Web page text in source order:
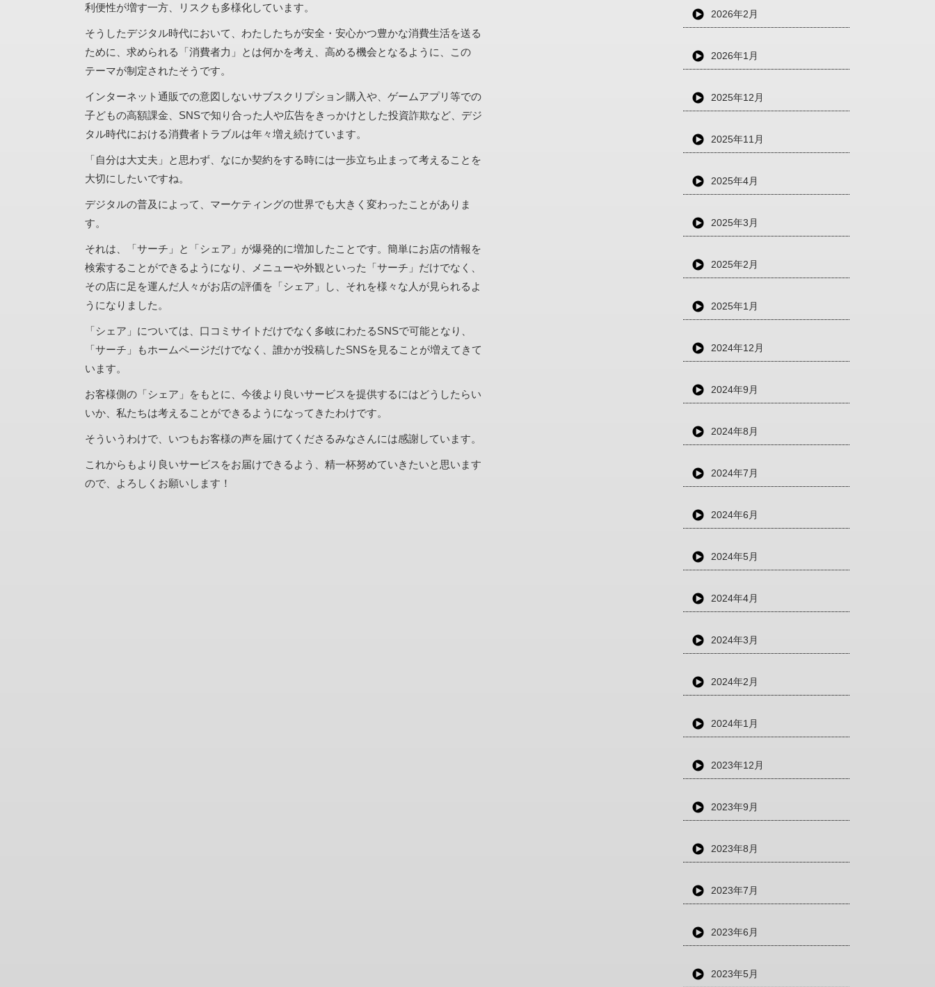
利便性が増す一方、リスクも多様化しています。
そうしたデジタル時代において、わたしたちが安全・安心かつ豊かな消費生活を送る
ために、求められる「消費者力」とは何かを考え、高める機会となるように、この
テーマが制定されたそうです。
インターネット通販での意図しないサブスクリプション購入や、ゲームアプリ等での
子どもの高額課金、SNSで知り合った人や広告をきっかけとした投資詐欺など、デジ
タル時代における消費者トラブルは年々増え続けています。
「自分は大丈夫」と思わず、なにか契約をする時には一歩立ち止まって考えることを
大切にしたいですね。
デジタルの普及によって、マーケティングの世界でも大きく変わったことがありま
す。
それは、「サーチ」と「シェア」が爆発的に増加したことです。簡単にお店の情報を
検索することができるようになり、メニューや外観といった「サーチ」だけでなく、
その店に足を運んだ人々がお店の評価を「シェア」し、それを様々な人が見られるよ
うになりました。
「シェア」については、口コミサイトだけでなく多岐にわたるSNSで可能となり、
「サーチ」もホームページだけでなく、誰かが投稿したSNSを見ることが増えてきて
います。
お客様側の「シェア」をもとに、今後より良いサービスを提供するにはどうしたらい
いか、私たちは考えることができるようになってきたわけです。
そういうわけで、いつもお客様の声を届けてくださるみなさんには感謝しています。
これからもより良いサービスをお届けできるよう、精一杯努めていきたいと思います
ので、よろしくお願いします！
2026年2月
2026年1月
2025年12月
2025年11月
2025年4月
2025年3月
2025年2月
2025年1月
2024年12月
2024年9月
2024年8月
2024年7月
2024年6月
2024年5月
2024年4月
2024年3月
2024年2月
2024年1月
2023年12月
2023年9月
2023年8月
2023年7月
2023年6月
2023年5月